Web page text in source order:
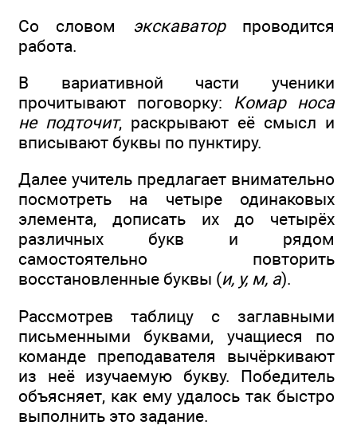
Со словом экскаваторпроводится
работа.
В вариативной части ученики
прочитывают поговорку: Комар носа
не подточит, раскрывают её смысл и
вписывают буквы по пунктиру.
Далее учитель предлагает внимательно
посмотреть на четыре одинаковых
элемента, дописать их до четырёх
различных букв и рядом
самостоятельно повторить
восстановленные буквы (и, у, м, а).
Рассмотрев таблицу с заглавными
письменными буквами, учащиеся по
команде преподавателя вычёркивают
из неё изучаемую букву. Победитель
объясняет, как ему удалось так быстро
выполнить это задание.